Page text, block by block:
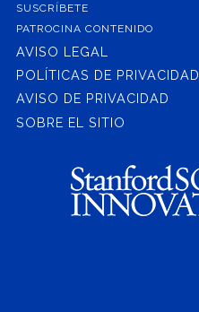
SUSCRÍBETE
PATROCINA CONTENIDO
AVISO LEGAL
POLÍTICAS DE PRIVACIDAD
AVISO DE PRIVACIDAD
SOBRE EL SITIO